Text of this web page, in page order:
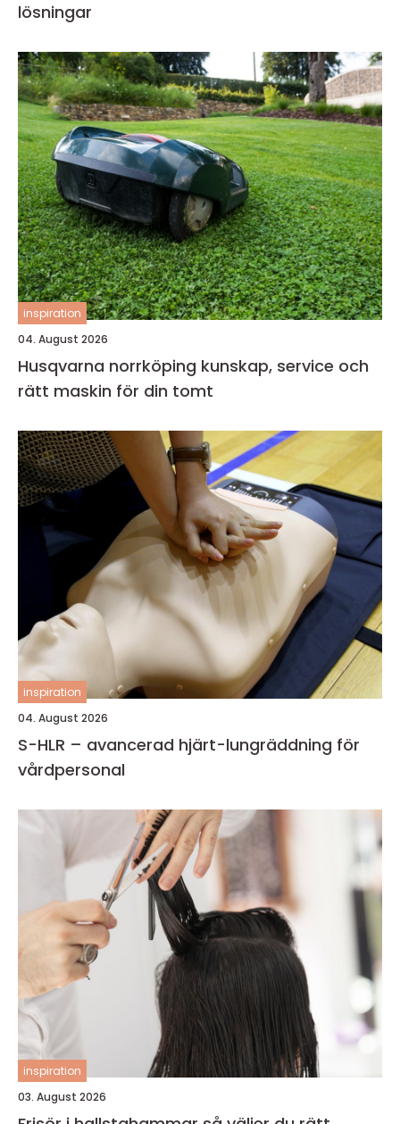
lösningar
inspiration
04. August 2026
Husqvarna norrköping kunskap, service och
rätt maskin för din tomt
inspiration
04. August 2026
S-HLR – avancerad hjärt-lungräddning för
vårdpersonal
inspiration
03. August 2026